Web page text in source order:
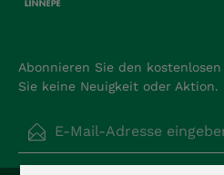
Abonnieren Sie den
Sie keine Neuigkeit oder Aktion.
Datenschutz